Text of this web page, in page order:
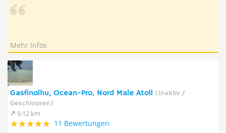
Mehr Infos
Gasfinolhu, Ocean-Pro, Nord Male Atoll (Inaktiv /
Geschlossen)
9.12 km
11 Bewertungen